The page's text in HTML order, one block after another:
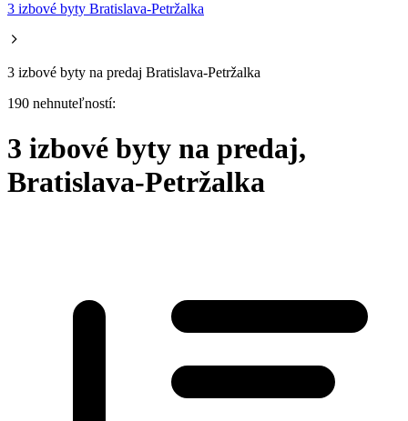
3 izbové byty Bratislava-Petržalka
3 izbové byty na predaj Bratislava-Petržalka
190 nehnuteľností:
3 izbové byty na predaj,
Bratislava-Petržalka